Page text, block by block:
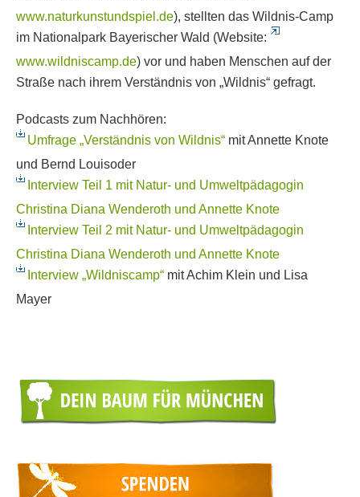
www.naturkunstundspiel.de), stellten das Wildnis-Camp
im Nationalpark Bayerischer Wald (Website:
www.wildniscamp.de) vor und haben Menschen auf der
Straße nach ihrem Verständnis von „Wildnis“ gefragt.
Podcasts zum Nachhören:
Umfrage „Verständnis von Wildnis“ mit Annette Knote
und Bernd Louisoder
Interview Teil 1 mit Natur- und Umweltpädagogin
Christina Diana Wenderoth und Annette Knote
Interview Teil 2 mit Natur- und Umweltpädagogin
Christina Diana Wenderoth und Annette Knote
Interview „Wildniscamp“ mit Achim Klein und Lisa
Mayer